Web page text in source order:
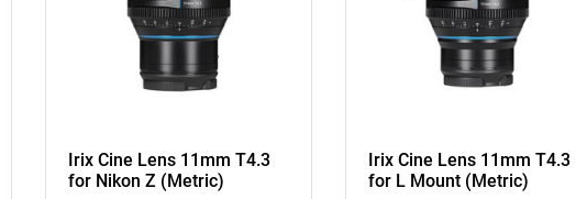
Irix Cine Lens 11mm T4.3
for Nikon Z (Metric)
Irix Cine Lens 11mm T4.3
for L Mount (Metric)